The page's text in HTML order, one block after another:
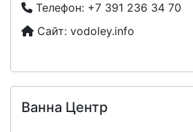
Телефон: +7 391 236 34 70
Сайт: vodoley.info
Ванна Центр